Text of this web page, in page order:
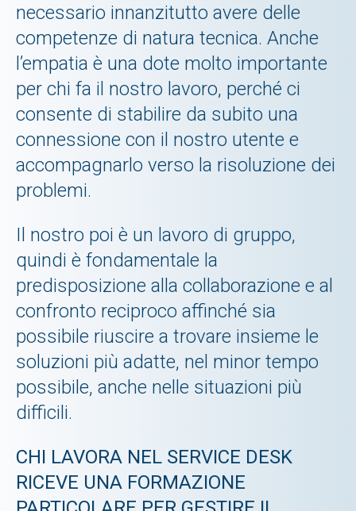
necessario innanzitutto avere delle
competenze di natura tecnica. Anche
l’empatia è una dote molto importante
per chi fa il nostro lavoro, perché ci
consente di stabilire da subito una
connessione con il nostro utente e
accompagnarlo verso la risoluzione dei
problemi.
Il nostro poi è un lavoro di gruppo,
quindi è fondamentale la
predisposizione alla collaborazione e al
confronto reciproco affinché sia
possibile riuscire a trovare insieme le
soluzioni più adatte, nel minor tempo
possibile, anche nelle situazioni più
difficili.
CHI LAVORA NEL SERVICE DESK
RICEVE UNA FORMAZIONE